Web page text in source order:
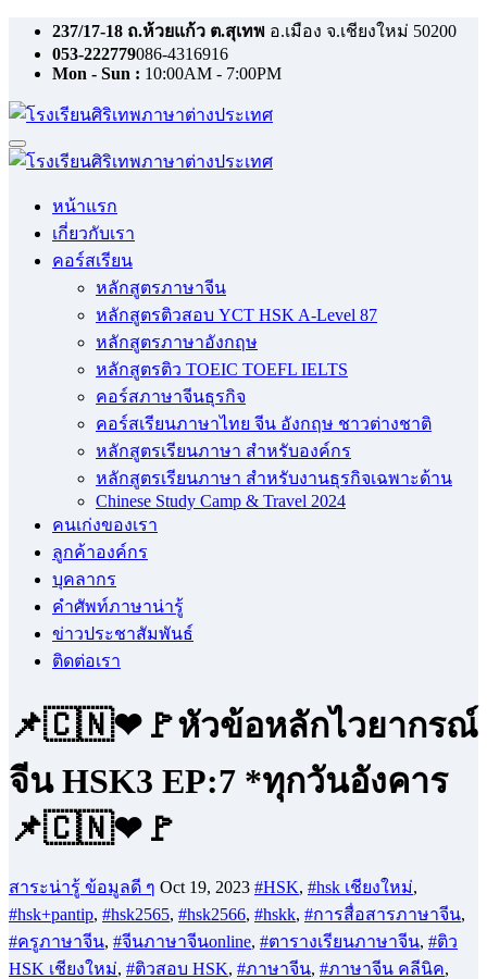
Skip
content
237/17-18 ถ.ห้วยแก้ว ต.สุเทพ อ.เมือง จ.เชียงใหม่ 50200
053-222779086-4316916
Mon - Sun : 10:00AM - 7:00PM
หน้าแรก
เกี่ยวกับเรา
คอร์สเรียน
หลักสูตรภาษาจีน
หลักสูตรติวสอบ YCT HSK A-Level 87
หลักสูตรภาษาอังกฤษ
หลักสูตรติว TOEIC TOEFL IELTS
คอร์สภาษาจีนธุรกิจ
คอร์สเรียนภาษาไทย จีน อังกฤษ ชาวต่างชาติ
หลักสูตรเรียนภาษา สำหรับองค์กร
หลักสูตรเรียนภาษา สำหรับงานธุรกิจเฉพาะด้าน
Chinese Study Camp & Travel 2024
คนเก่งของเรา
ลูกค้าองค์กร
บุคลากร
คําศัพท์ภาษาน่ารู้
ข่าวประชาสัมพันธ์
ติดต่อเรา
📌🇨🇳❤🚩หัวข้อหลักไวยากรณ์
จีน HSK3 EP:7 *ทุกวันอังคาร
📌🇨🇳❤🚩
สาระน่ารู้ ข้อมูลดี ๆ Oct 19, 2023 #HSK, #hsk เชียงใหม่,
#hsk+pantip, #hsk2565, #hsk2566, #hskk, #การสื่อสารภาษาจีน,
#ครูภาษาจีน, #จีนภาษาจีนonline, #ตารางเรียนภาษาจีน, #ติว
HSK เชียงใหม่, #ติวสอบ HSK, #ภาษาจีน, #ภาษาจีน คลีนิค,